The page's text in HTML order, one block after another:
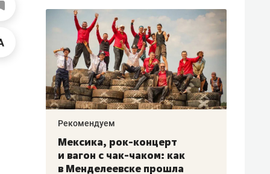
Рекомендуем
Мексика, рок-концерт
и вагон с чак-чаком: как
в Менделеевске прошла